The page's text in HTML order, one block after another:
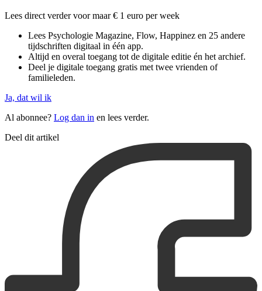
Lees direct verder voor maar € 1 euro per week
Lees Psychologie Magazine, Flow, Happinez en 25 andere
tijdschriften digitaal in één app.
Altijd en overal toegang tot de digitale editie én het archief.
Deel je digitale toegang gratis met twee vrienden of
familieleden.
Ja, dat wil ik
Al abonnee? Log dan in en lees verder.
Deel dit artikel